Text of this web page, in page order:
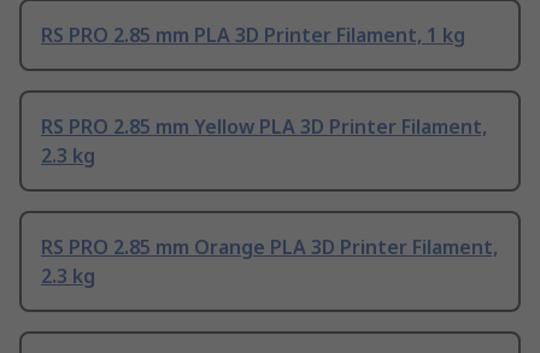
RS PRO 2.85 mm PLA 3D Printer Filament, 1 kg
RS PRO 2.85 mm Yellow PLA 3D Printer Filament,
2.3 kg
RS PRO 2.85 mm Orange PLA 3D Printer Filament,
2.3 kg